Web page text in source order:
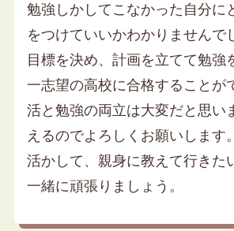
勉強しかしてこなかった自分に
をつけていいかわかりませんで
目標を決め、計画を立てて勉強
一志望の高校に合格することが
活と勉強の両立は大変だと思い
えるのでよろしくお願いします
活かして、親身に教えて行きた
一緒に頑張りましょう。